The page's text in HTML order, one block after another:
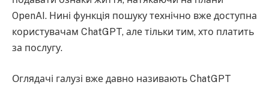
OpenAI. Нині функція пошуку технічно вже доступна
користувачам ChatGPT, але тільки тим, хто платить
за послугу.
Оглядачі галузі вже давно називають ChatGPT